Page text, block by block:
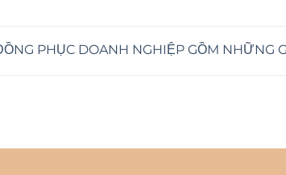
PHỤC DOANH NGHIỆP GỒM NHỮNG